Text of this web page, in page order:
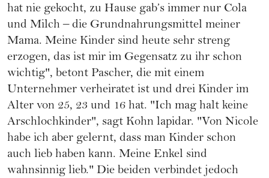
hat nie gekocht, zu Hause gab’s immer nur Cola
und Milch – die Grundnahrungsmittel meiner
Mama. Meine Kinder sind heute sehr streng
erzogen, das ist mir im Gegensatz zu ihr schon
wichtig", betont Pascher, die mit einem
Unternehmer verheiratet ist und drei Kinder im
Alter von 25, 23 und 16 hat. "Ich mag halt keine
Arschlochkinder", sagt Kohn lapidar. "Von Nicole
habe ich aber gelernt, dass man Kinder schon
auch lieb haben kann. Meine Enkel sind
wahnsinnig lieb." Die beiden verbindet jedoch